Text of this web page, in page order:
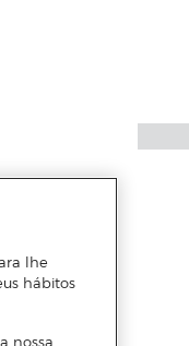
lhe
hábitos
nossa